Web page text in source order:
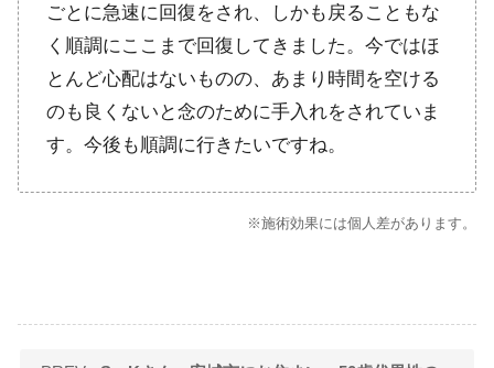
ごとに急速に回復をされ、しかも戻ることもな
く順調にここまで回復してきました。今ではほ
とんど心配はないものの、あまり時間を空ける
のも良くないと念のために手入れをされていま
す。今後も順調に行きたいですね。
※施術効果には個人差があります。